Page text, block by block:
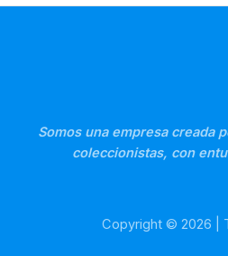
Somos una empresa creada
coleccionistas, con
Copyright © 2026 |